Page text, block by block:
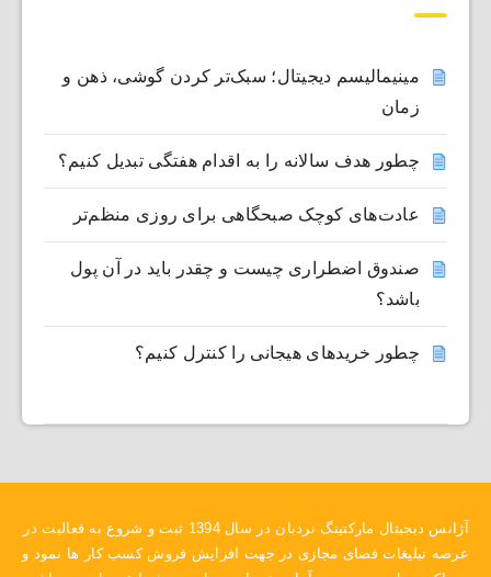
مینیمالیسم دیجیتال؛ سبک‌تر کردن گوشی، ذهن و
زمان
چطور هدف سالانه را به اقدام هفتگی تبدیل کنیم؟
عادت‌های کوچک صبحگاهی برای روزی منظم‌تر
صندوق اضطراری چیست و چقدر باید در آن پول
باشد؟
چطور خریدهای هیجانی را کنترل کنیم؟
آژانس دیجیتال مارکتینگ نردبان در سال 1394 ثبت و شروع به فعالیت در
عرصه تبلیغات فضای مجازی در جهت افزایش فروش کسب کار ها نمود و